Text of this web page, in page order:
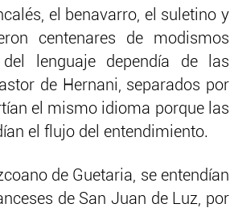
el benavarro, el suletino y
centenares de modismos
lenguaje dependía de las
de Hernani, separados por
el mismo idioma porque las
el flujo del entendimiento.
de Guetaria, se entendían
de San Juan de Luz, por